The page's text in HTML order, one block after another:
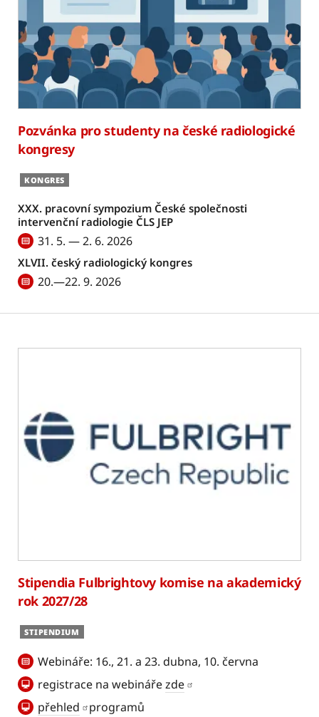
Pozvánka pro studenty na české radiologické
kongresy
KONGRES
XXX. pracovní sympozium České společnosti
intervenční radiologie ČLS JEP
31. 5. — 2. 6. 2026
XLVII. český radiologický kongres
20.—22. 9. 2026
Stipendia Fulbrightovy komise na akademický
rok 2027/28
STIPENDIUM
Webináře: 16., 21. a 23. dubna, 10. června
registrace na webinářezde
přehled programů